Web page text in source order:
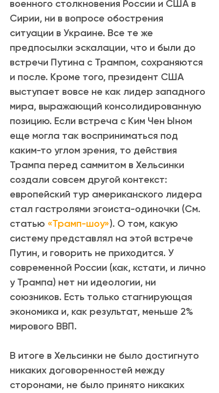
военного столкновения России и США в
Сирии, ни в вопросе обострения
ситуации в Украине. Все те же
предпосылки эскалации, что и были до
встречи Путина с Трампом, сохраняются
и после. Кроме того, президент США
выступает вовсе не как лидер западного
мира, выражающий консолидированную
позицию. Если встреча с Ким Чен Ыном
еще могла так восприниматься под
каким-то углом зрения, то действия
Трампа перед саммитом в Хельсинки
создали совсем другой контекст:
европейский тур американского лидера
стал гастролями эгоиста-одиночки (См.
статью «Трамп-шоу»). О том, какую
систему представлял на этой встрече
Путин, и говорить не приходится. У
современной России (как, кстати, и лично
у Трампа) нет ни идеологии, ни
союзников. Есть только стагнирующая
экономика и, как результат, меньше 2%
мирового ВВП.
В итоге в Хельсинки не было достигнуто
никаких договоренностей между
сторонами, не было принято никаких